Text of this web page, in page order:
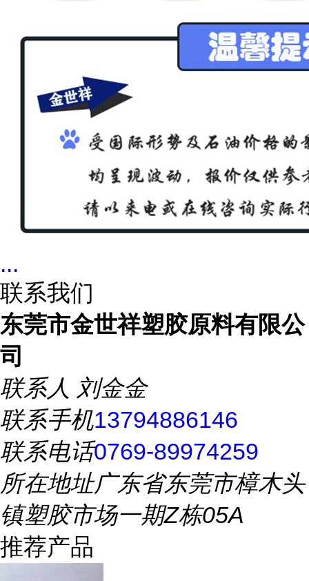
...
联系我们
东莞市金世祥塑胶原料有限公
司
联系人 刘金金
联系手机13794886146
联系电话0769-89974259
所在地址广东省东莞市樟木头
镇塑胶市场一期Z栋05A
推荐产品